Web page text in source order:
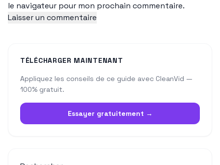
le navigateur pour mon prochain commentaire.
TÉLÉCHARGER MAINTENANT
Appliquez les conseils de ce guide avec CleanVid —
100% gratuit.
Essayer gratuitement →